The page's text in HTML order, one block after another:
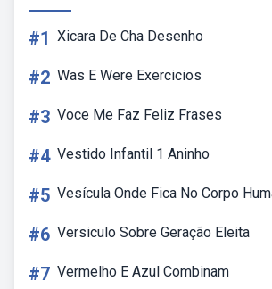
#1 Xicara De Cha Desenho
#2 Was E Were Exercicios
#3 Voce Me Faz Feliz Frases
#4 Vestido Infantil 1 Aninho
#5 Vesícula Onde Fica No Corpo
#6 Versiculo Sobre Geração Eleita
#7 Vermelho E Azul Combinam